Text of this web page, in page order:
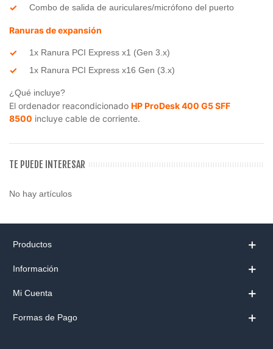
Combo de salida de auriculares/micrófono del puerto
Ranuras de expansión
1x Ranura PCI Express x1 (Gen 3.x)
1x Ranura PCI Express x16 Gen (3.x)
¿Qué incluye?
El ordenador reacondicionado HP ProDesk 400 G5 SFF
8500 incluye cable de corriente.
TE PUEDE INTERESAR
No hay artículos
Productos
Información
Mi Cuenta
Formas de Pago